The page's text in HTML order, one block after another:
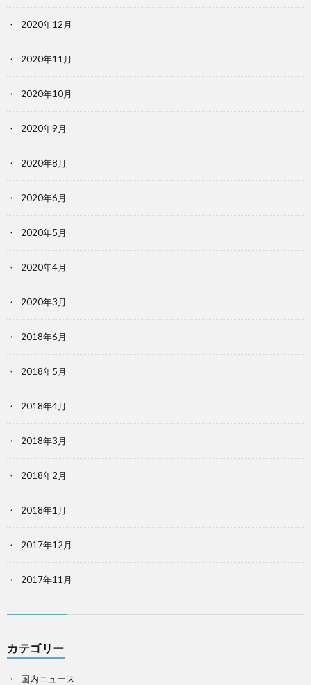
2020年12月
2020年11月
2020年10月
2020年9月
2020年8月
2020年6月
2020年5月
2020年4月
2020年3月
2018年6月
2018年5月
2018年4月
2018年3月
2018年2月
2018年1月
2017年12月
2017年11月
カテゴリー
国内ニュース